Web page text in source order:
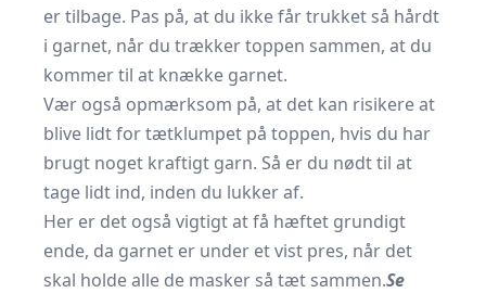
er tilbage. Pas på, at du ikke får trukket så hårdt
i garnet, når du trækker toppen sammen, at du
kommer til at knække garnet.
Vær også opmærksom på, at det kan risikere at
blive lidt for tætklumpet på toppen, hvis du har
brugt noget kraftigt garn. Så er du nødt til at
tage lidt ind, inden du lukker af.
Her er det også vigtigt at få hæftet grundigt
ende, da garnet er under et vist pres, når det
skal holde alle de masker så tæt sammen.Se